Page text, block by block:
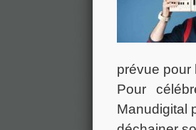
prévue pour
Pour
Manudigital